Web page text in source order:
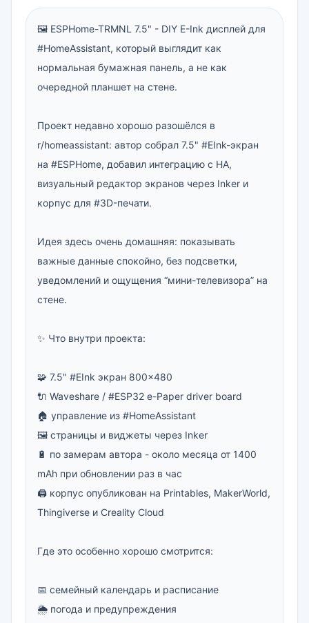
🖼 ESPHome-TRMNL 7.5" - DIY E-Ink дисплей для
#HomeAssistant, который выглядит как
нормальная бумажная панель, а не как
очередной планшет на стене.
Проект недавно хорошо разошёлся в
r/homeassistant: автор собрал 7.5" #EInk-экран
на #ESPHome, добавил интеграцию с HA,
визуальный редактор экранов через Inker и
корпус для #3D-печати.
Идея здесь очень домашняя: показывать
важные данные спокойно, без подсветки,
уведомлений и ощущения “мини-телевизора” на
стене.
✨ Что внутри проекта:
🧩 7.5" #EInk экран 800×480
🔌 Waveshare / #ESP32 e-Paper driver board
🏠 управление из #HomeAssistant
🖼 страницы и виджеты через Inker
🔋 по замерам автора - около месяца от 1400
mAh при обновлении раз в час
🖨 корпус опубликован на Printables, MakerWorld,
Thingiverse и Creality Cloud
Где это особенно хорошо смотрится:
📅 семейный календарь и расписание
🌦 погода и предупреждения